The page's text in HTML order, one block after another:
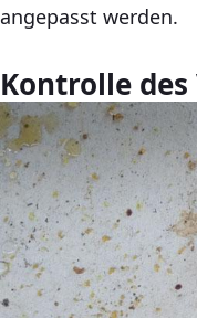
angepasst werden.
Kontrolle